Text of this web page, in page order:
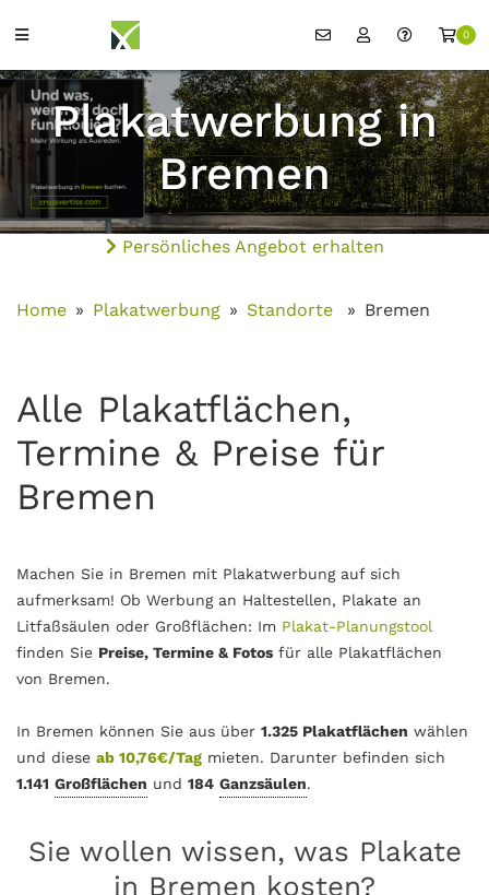
0
Plakatwerbung in
Bremen
Persönliches Angebot erhalten
Home Plakatwerbung Standorte Bremen
Alle Plakatflächen,
Termine & Preise für
Bremen
Machen Sie in Bremen mit Plakatwerbung auf sich
aufmerksam! Ob Werbung an Haltestellen, Plakate an
Litfaßsäulen oder Großflächen: Im Plakat-Planungstool
finden Sie Preise, Termine & Fotos für alle Plakatflächen
von Bremen.
In Bremen können Sie aus über 1.325 Plakatflächen wählen
und diese ab 10,76€/Tag mieten. Darunter befinden sich
1.141 Großflächen und 184 Ganzsäulen.
Sie wollen wissen, was Plakate
in Bremen kosten?